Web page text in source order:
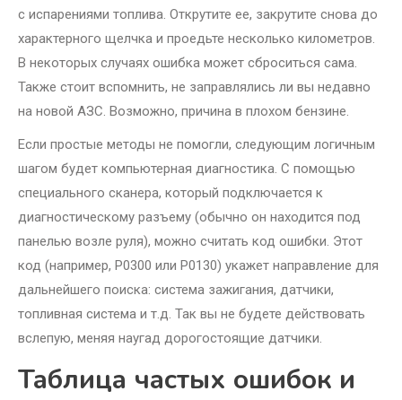
с испарениями топлива. Открутите ее, закрутите снова до
характерного щелчка и проедьте несколько километров.
В некоторых случаях ошибка может сброситься сама.
Также стоит вспомнить, не заправлялись ли вы недавно
на новой АЗС. Возможно, причина в плохом бензине.
Если простые методы не помогли, следующим логичным
шагом будет компьютерная диагностика. С помощью
специального сканера, который подключается к
диагностическому разъему (обычно он находится под
панелью возле руля), можно считать код ошибки. Этот
код (например, P0300 или P0130) укажет направление для
дальнейшего поиска: система зажигания, датчики,
топливная система и т.д. Так вы не будете действовать
вслепую, меняя наугад дорогостоящие датчики.
Таблица частых ошибок и